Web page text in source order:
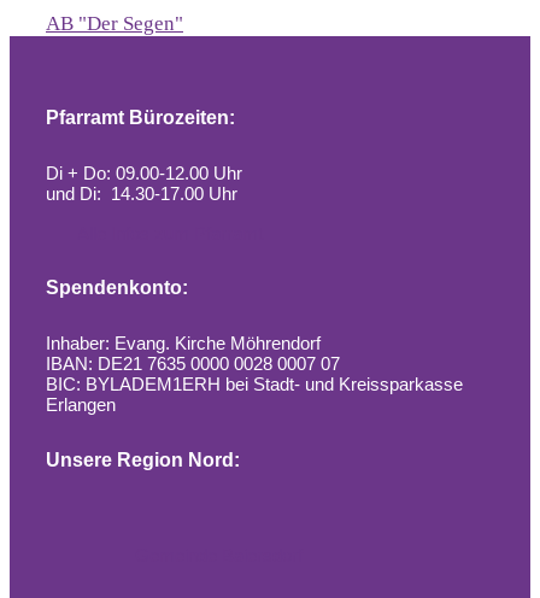
AB "Der Segen"
Pfarramt Bürozeiten:
Di + Do: 09.00-12.00 Uhr
und Di: 14.30-17.00 Uhr
Spendenkonto:
Inhaber: Evang. Kirche Möhrendorf
IBAN: DE21 7635 0000 0028 0007 07
BIC: BYLADEM1ERH bei Stadt- und Kreissparkasse
Erlangen
Unsere Region Nord: